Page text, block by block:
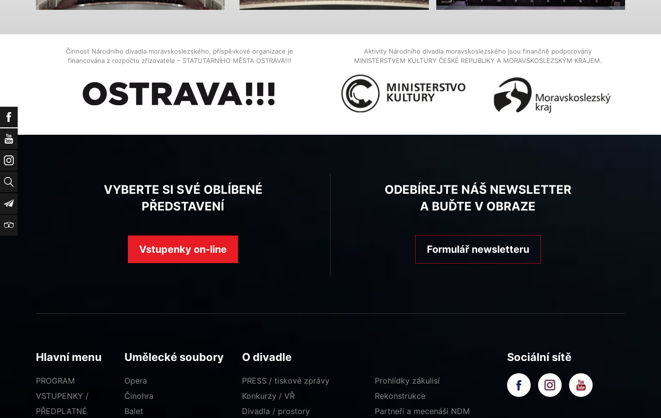
Facebook
YouTube
Instagram
Vyhledat
Newsletter
TripAdvisor
Činnost Národního divadla moravskoslezského, příspěvkové organizace je
financována z rozpočtu zřizovatele – STATUTARNÍHO MĚSTA OSTRAVA!!!
Aktivity Národního divadla moravskoslezského jsou finančně podporovány
MINISTERSTVEM KULTURY ČESKÉ REPUBLIKY A MORAVSKOSLEZSKÝM KRAJEM.
VYBERTE SI SVÉ OBLÍBENÉ
PŘEDSTAVENÍ
Vstupenky on-line
ODEBÍREJTE NÁŠ NEWSLETTER
A BUĎTE V OBRAZE
Formulář newsletteru
Hlavní menu
PROGRAM
VSTUPENKY /
PŘEDPLATNÉ
Umělecké soubory
Opera
Činohra
Balet
O divadle
PRESS / tiskové zprávy
Konkurzy / VŘ
Divadla / prostory
Prohlídky zákulisí
Rekonstrukce
Partneři a mecenáši NDM
Sociální sítě